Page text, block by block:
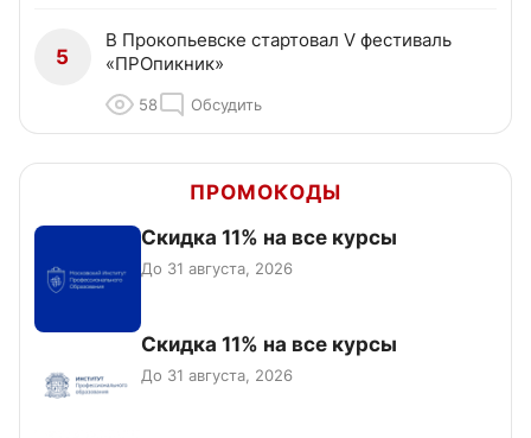
5
В Прокопьевске стартовал V фестиваль
«ПРОпикник»
58 Обсудить
ПРОМОКОДЫ
Скидка 11% на все курсы
До 31 августа, 2026
Скидка 11% на все курсы
До 31 августа, 2026